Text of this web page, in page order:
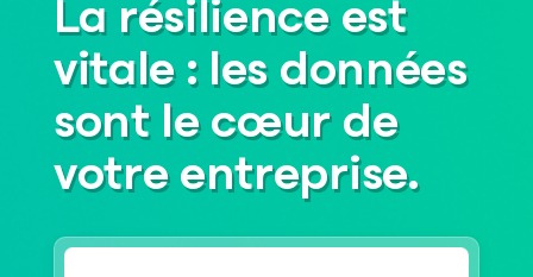
vitale : les données
sont le cœur de
votre entreprise.